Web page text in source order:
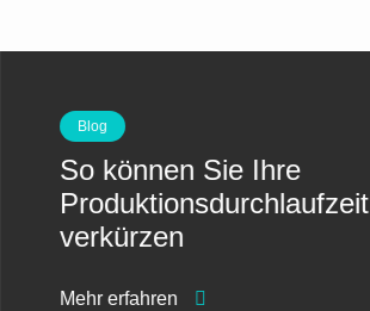
Blog
So können Sie Ihre
Produktionsdurchlaufzeit
verkürzen
Mehr erfahren